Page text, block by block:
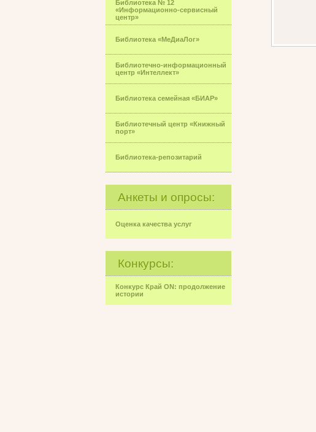
Библиотека № 12
«Информационно-сервисный
центр»
Библиотека «МеДиаЛог»
Библиотечно-информационный
центр «Интеллект»
Библиотека семейная «БИАР»
Библиотечный центр «Книжный
порт»
Библиотека-репозитарий
Анкеты и опросы:
Оценка качества услуг
Конкурсы:
Конкурс Край ON: продолжение
истории